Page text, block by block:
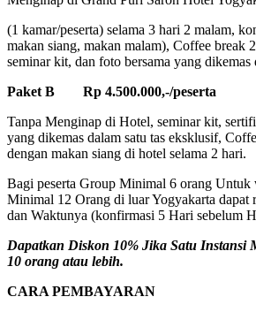
(1 kamar/peserta) selama 3 hari 2 malam,
makan siang, makan malam), Coffee break
seminar kit, dan foto bersama yang dikemas
Paket B Rp 4.500.000,-/peserta
Tanpa Menginap di Hotel, seminar kit,
yang dikemas dalam satu tas eksklusif,
dengan makan siang di hotel selama 2 hari.
Bagi peserta Group Minimal 6 orang Untuk
Minimal 12 Orang di luar Yogyakarta dapat
dan Waktunya (konfirmasi 5 Hari sebelum
Dapatkan Diskon 10% Jika Satu Instansi
10 orang atau lebih.
CARA PEMBAYARAN